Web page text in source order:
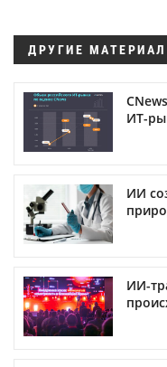
ДРУГИЕ
ИТ-
ИИ
ИИ-